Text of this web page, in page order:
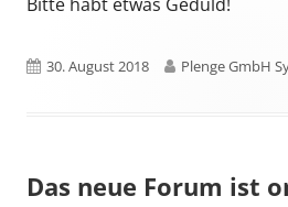
Published
30. August 2018 Author
Plenge GmbH
Das neue Forum ist